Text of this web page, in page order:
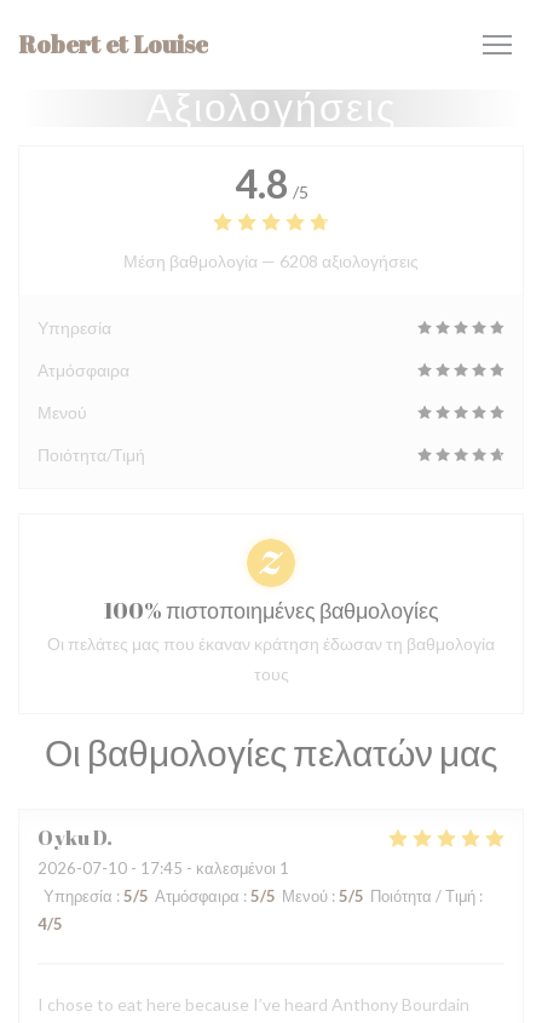
Robert et Louise
Αξιολογήσεις
Οι βαθμολογίες πελατών μας
OykuD
2026-07-10 - 17:45 - καλεσμένοι 1
Υπηρεσία : 5/5 Ατμόσφαιρα : 5/5 Μενού : 5/5 Ποιότητα / Τιμή :
4/5
I chose to eat here because I’ve heard Anthony Bourdain
4.8 /5
Μέση βαθμολογία — 6208 αξιολογήσεις
Υπηρεσία
Ατμόσφαιρα
Μενού
Ποιότητα/Τιμή
100% πιστοποιημένες βαθμολογίες
Οι πελάτες μας που έκαναν κράτηση έδωσαν τη βαθμολογία
τους